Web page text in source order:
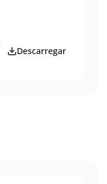
Descarregar